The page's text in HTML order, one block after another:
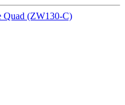
Quad (ZW130-C)